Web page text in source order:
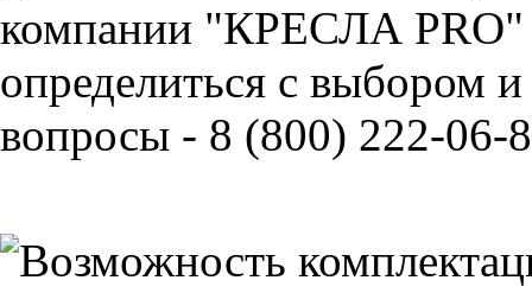
компании "КРЕСЛА PRO"
определиться с выбором
вопросы - 8 (800) 222-06-